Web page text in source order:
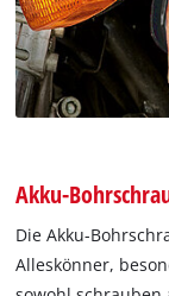
Akku-
Die Akku-
Alleskönner,